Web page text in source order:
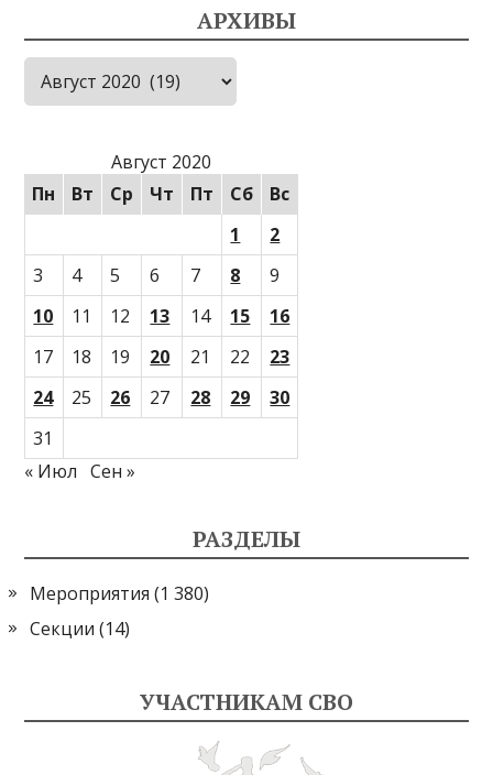
АРХИВЫ
Архивы
Август 2020
Пн
Вт Ср Чт Пт Сб
Вс
1
2
3
4 5 6 7 8
9
10
11 12 13 14 15
16
17
18 19 20 21 22
23
24
25 26 27 28 29
30
31
« Июл
Сен »
РАЗДЕЛЫ
Мероприятия (1 380)
Секции (14)
УЧАСТНИКАМ СВО